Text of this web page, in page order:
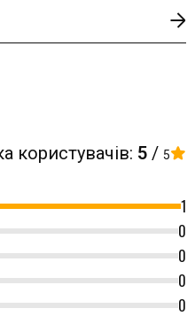
користувачів: 5 / 5
1
0
0
0
0